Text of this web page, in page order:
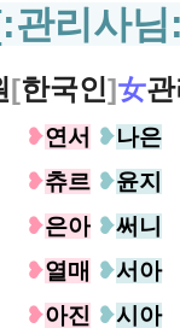
리사님
[한국인]女
❥연서 ❥나은
❥츄르 ❥윤지
❥은아 ❥써니
❥열매 ❥서아
❥아진 ❥시아